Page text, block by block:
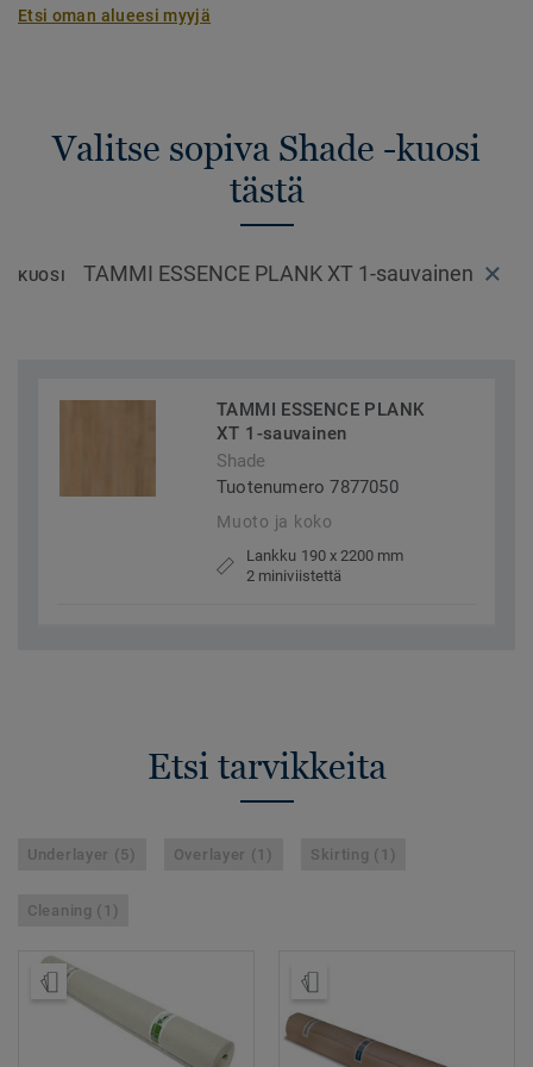
Etsi oman alueesi myyjä
Valitse sopiva Shade -kuosi
tästä
KUOSI TAMMI ESSENCE PLANK XT 1-sauvainen
TAMMI ESSENCE PLANK
XT 1-sauvainen
Shade
Tuotenumero 7877050
Muoto ja koko
Lankku 190 x 2200 mm
2 miniviistettä
Etsi tarvikkeita
Underlayer (5) Overlayer (1) Skirting (1)
Cleaning (1)
Tilaa malli